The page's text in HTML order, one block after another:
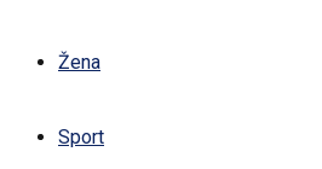
Žena
Sport